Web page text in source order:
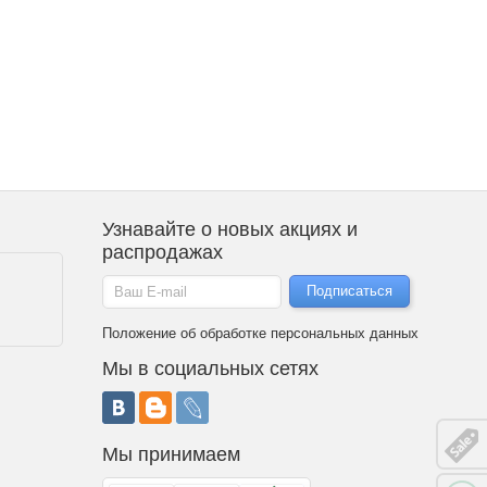
Узнавайте о новых акциях и
распродажах
Положение об обработке персональных данных
Мы в социальных сетях
Мы принимаем